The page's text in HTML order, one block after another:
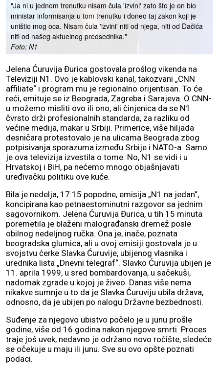
"Ja ni u jednom trenutku nisam čula 'izvini' zato što je on bio
ministar informisanja u tom trenutku i doneo taj zakon koji je
uništio mog oca. Nisam čula 'izvini' niti od njega, niti od Dačića
niti od našeg aktuelnog predsednika."
Foto: N1
Jelena Ćuruvija Đurica gostovala prošlog vikenda na
Televiziji N1. Ovo je kablovski kanal, takozvani „CNN
affiliate“ i program mu je regionalno orijentisan. To će
reći, emituje se iz Beograda, Zagreba i Sarajeva. O CNN-
u možemo misliti ovo ili ono, ali činjenica da se N1
čvrsto drži profesionalnih standarda, za razliku od
većine medija, makar u Srbiji. Primerice, više hiljada
desničara protestovalo je na ulicama Beograda zbog
potpisivanja sporazuma između Srbije i NATO-a. Samo
je ova televizija izvestila o tome. No, N1 se vidi i u
Hrvatskoj i BiH, pa nećemo mnogo objašnjavati
uređivačku politiku ove kuće.
Bila je nedelja, 17:15 popodne, emisija „N1 na jedan“,
koncipirana kao petnaestominutni razgovor sa jednim
sagovornikom. Jelena Ćuruvija Đurica, u tih 15 minuta
poremetila je blaženi malograđanski dremež posle
obilnog nedeljnog ručka. Ona je, inače, poznata
beogradska glumica, ali u ovoj emisiji gostovala je u
svojstvu ćerke Slavka Ćuruvije, ubijenog vlasnika i
urednika lista „Dnevni telegraf“. Slavko Ćuruvija ubijen je
11. aprila 1999, u sred bombardovanja, u sačekuši,
nadomak zgrade u kojoj je živeo. Danas više nema
nikakve sumnje u to da je Slavka Ćuruviju ubila država,
odnosno, da je ubijen po nalogu Državne bezbednosti.
Suđenje za njegovo ubistvo počelo je u junu prošle
godine, više od 16 godina nakon njegove smrti. Proces
traje još uvek, nedavno je održano novo ročište, sledeće
se očekuje u maju ili junu. Sve su ovo opšte poznati
podaci.